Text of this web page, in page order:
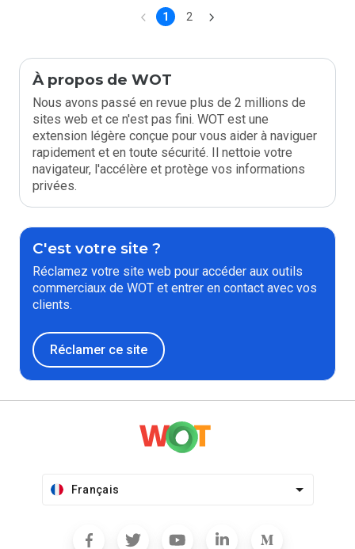
1 2
À propos de WOT
Nous avons passé en revue plus de 2 millions de
sites web et ce n'est pas fini. WOT est une
extension légère conçue pour vous aider à naviguer
rapidement et en toute sécurité. Il nettoie votre
navigateur, l'accélère et protège vos informations
privées.
C'est votre site ?
Réclamez votre site web pour accéder aux outils
commerciaux de WOT et entrer en contact avec vos
clients.
Réclamer ce site
Français